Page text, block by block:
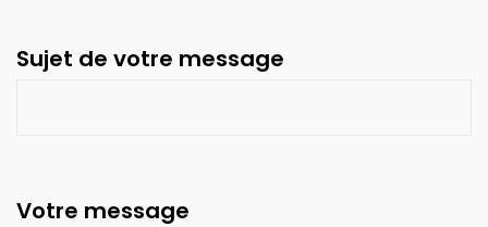
Sujet de votre message
Votre message